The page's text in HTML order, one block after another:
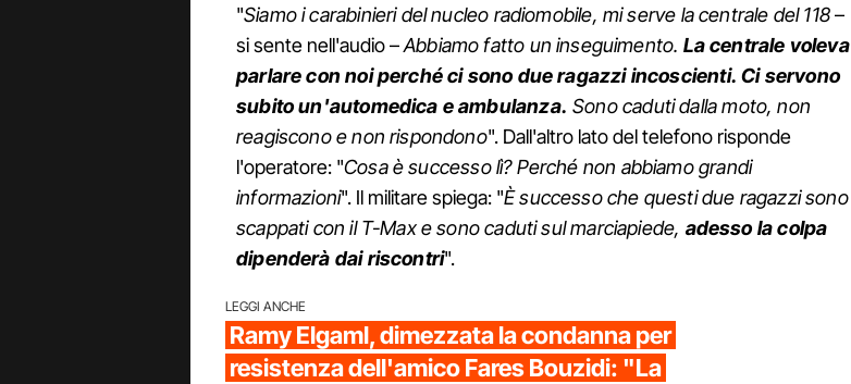
"Siamo i carabinieri del nucleo radiomobile, mi serve la centrale del 118–
si sente nell'audio –Abbiamo fatto un inseguimento. La centrale voleva
parlare con noi perché ci sono due ragazzi incoscienti. Ci servono
subito un'automedica e ambulanza. Sono caduti dalla moto, non
reagiscono e non rispondono". Dall'altro lato del telefono risponde
l'operatore: "Cosa è successo lì? Perché non abbiamo grandi
informazioni". Il militare spiega: "Èsuccesso che questi due ragazzi sono
scappati con il T-Max e sono caduti sul marciapiede, adesso la colpa
dipenderà dai riscontri".
LEGGI ANCHE
Ramy Elgaml, dimezzata la condanna per
resistenza dell'amico Fares Bouzidi: "La